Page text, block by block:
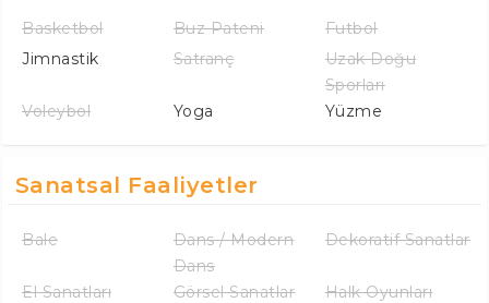
Basketbol Buz Pateni
Futbol
Jimnastik
Satranç
Uzak Doğu
Sporları
Voleybol
Yoga Yüzme
Sanatsal Faaliyetler
Bale
Dans / Modern
Dans
Dekoratif Sanatlar
El Sanatları Görsel Sanatlar
Halk Oyunları